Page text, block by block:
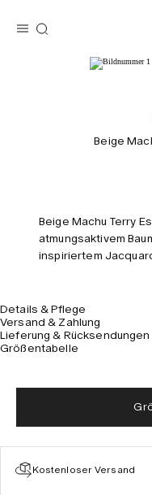
Beige
Beige Machu Terry
atmungsaktivem
inspiriertem
OAS-Logo.
Details & Pflege
Versand & Zahlung
Lieferung & Rücksendungen
Größentabelle
Kostenloser Versand